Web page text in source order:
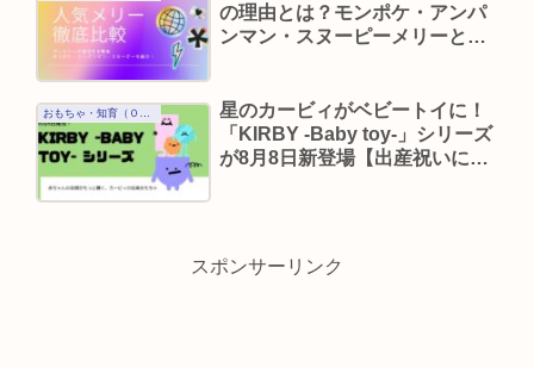
の理由とは？モンポケ・アンパ
ンマン・スヌーピーメリーとの
星のカービィがベビートイに！
「KIRBY -Baby toy-」シリーズ
が8月8日新登場【出産祝いにも
スポンサーリンク